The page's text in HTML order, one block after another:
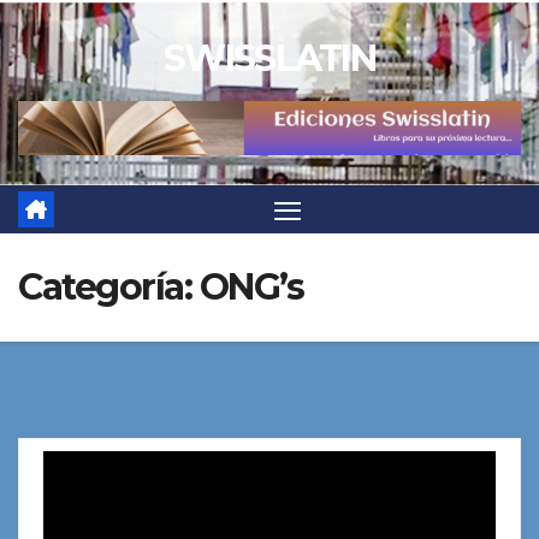
Saltar
al
contenido
SWISSLATIN
Categoría:ONG’s